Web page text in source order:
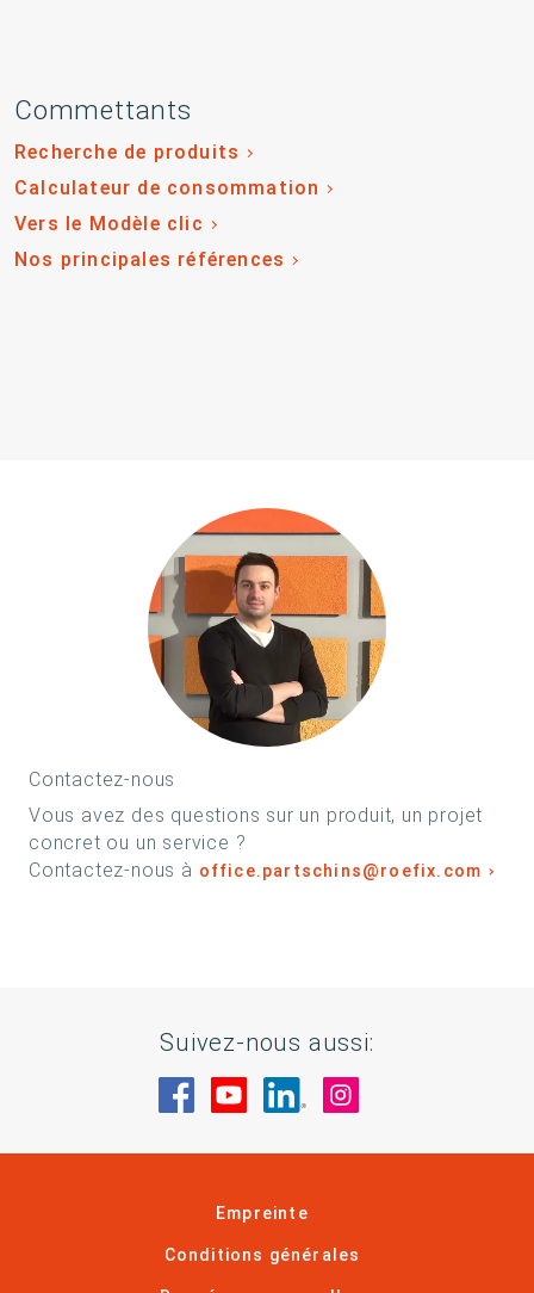
Commettants
Recherche de produits
Calculateur de consommation
Vers le Modèle clic
Nos principales références
Contactez-nous
Vous avez des questions sur un produit, un projet
concret ou un service ?
Contactez-nous à office.partschins@roefix.com
Suivez-nous aussi:
Rendez-nous visite sur Facebook
Rendez-nous visite sur
Rendez-nous visite
Empreinte
Conditions générales